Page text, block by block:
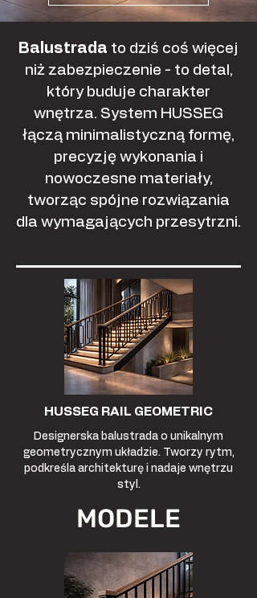
Balustrada to dziś coś więcej
niż zabezpieczenie - to detal,
który buduje charakter
wnętrza. System HUSSEG
łączą minimalistyczną formę,
precyzję wykonania i
nowoczesne materiały,
tworząc spójne rozwiązania
dla wymagających przesytrzni.
HUSSEG RAIL GEOMETRIC
Designerska balustrada o unikalnym
geometrycznym układzie. Tworzy rytm,
podkreśla architekturę i nadaje wnętrzu
styl.
MODELE